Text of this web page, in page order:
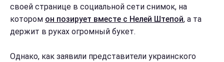
своей странице в социальной сети снимок, на
котором он позирует вместе с Нелей Штепой, а та
держит в руках огромный букет.
Однако, как заявили представители украинского